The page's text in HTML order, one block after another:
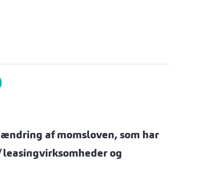
af momsloven, som har
og